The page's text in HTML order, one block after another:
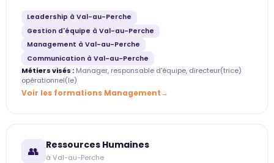
Leadership à Val-au-Perche
Gestion d'équipe à Val-au-Perche
Management à Val-au-Perche
Communication à Val-au-Perche
Métiers visés : Manager, responsable d'équipe, directeur(trice)
opérationnel(le)
Voir les formations Management
👥 Ressources Humaines
à Val-au-Perche